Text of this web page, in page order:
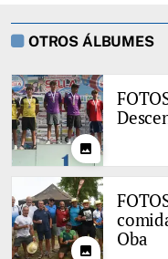
OTROS ÁLBUMES
photo
photo
Oba